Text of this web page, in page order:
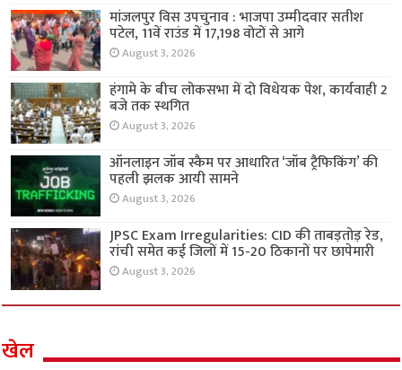
मांजलपुर विस उपचुनाव : भाजपा उम्मीदवार सतीश
पटेल, 11वें राउंड में 17,198 वोटों से आगे
August 3, 2026
हंगामे के बीच लोकसभा में दो विधेयक पेश, कार्यवाही 2
बजे तक स्थगित
August 3, 2026
ऑनलाइन जॉब स्कैम पर आधारित ‘जॉब ट्रैफिकिंग’ की
पहली झलक आयी सामने
August 3, 2026
JPSC Exam Irregularities: CID की ताबड़तोड़ रेड,
रांची समेत कई जिलों में 15-20 ठिकानों पर छापेमारी
August 3, 2026
खेल